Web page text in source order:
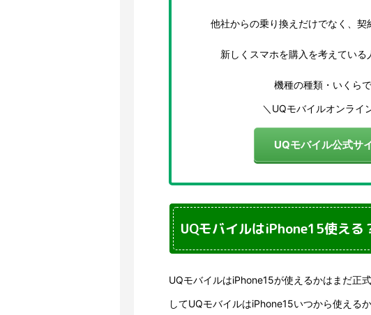
他社からの乗り換えだけでなく、契
新しくスマホを購入を考えている
機種の種類・いくら
＼UQモバイルオンライ
UQモバイル公式サ
UQモバイルはiPhone15使える
UQモバイルはiPhone15が使えるかはまだ正
してUQモバイルはiPhone15いつから使える